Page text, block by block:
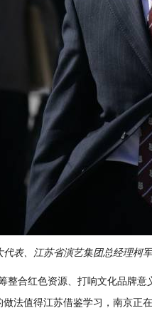
表、江苏省演艺集团总经理柯军
合红色资源、打响文化品牌意
法值得江苏借鉴学习，南京正